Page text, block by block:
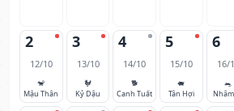
2
12/10
🐒
Mậu Thân
3
13/10
🐓
Kỷ Dậu
4
14/10
🐕
Canh Tuất
5
15/10
🐖
Tân Hợi
6
16/
🐀